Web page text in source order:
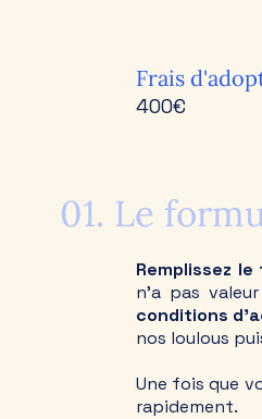
Frais
400€
01. Le
Remplissez
n'a pas
conditions
nos loulous
Une fois que
rapidement.